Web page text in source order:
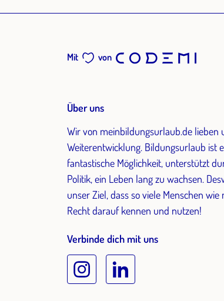
Mit von
Über uns
Wir von meinbildungsurlaub.de lieben
Weiterentwicklung. Bildungsurlaub ist
fantastische Möglichkeit, unterstützt
Politik, ein Leben lang zu wachsen.
unser Ziel, dass so viele Menschen wie
Recht darauf kennen und nutzen!
Verbinde dich mit uns